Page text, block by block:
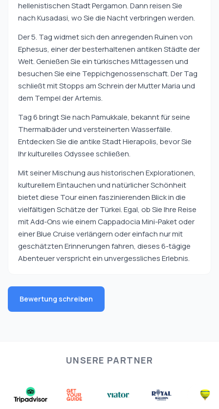
hellenistischen Stadt Pergamon. Dann reisen Sie
nach Kusadasi, wo Sie die Nacht verbringen werden.
Der 5. Tag widmet sich den anregenden Ruinen von
Ephesus, einer der besterhaltenen antiken Städte der
Welt. Genießen Sie ein türkisches Mittagessen und
besuchen Sie eine Teppichgenossenschaft. Der Tag
schließt mit Stopps am Schrein der Mutter Maria und
dem Tempel der Artemis.
Tag 6 bringt Sie nach Pamukkale, bekannt für seine
Thermalbäder und versteinerten Wasserfälle.
Entdecken Sie die antike Stadt Hierapolis, bevor Sie
Ihr kulturelles Odyssee schließen.
Mit seiner Mischung aus historischen Explorationen,
kulturellem Eintauchen und natürlicher Schönheit
bietet diese Tour einen faszinierenden Blick in die
vielfältigen Schätze der Türkei. Egal, ob Sie Ihre Reise
mit Add-Ons wie einem Cappadocia Mini-Paket oder
einer Blue Cruise verlängern oder einfach nur mit
geschätzten Erinnerungen fahren, dieses 6-tägige
Abenteuer verspricht ein unvergessliches Erlebnis.
Bewertung schreiben
UNSERE PARTNER